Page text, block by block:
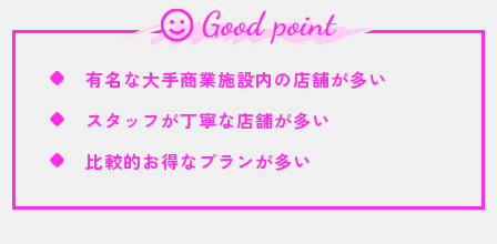
形を整えて清潔感を出したかったので、都
度払いでパーツの脱毛をしました。10回で
かなり理想の状態になったので良かったで
5.0
有名な大手商業施設内の店舗が多い
スタッフが丁寧な店舗が多い
比較的お得なプランが多い